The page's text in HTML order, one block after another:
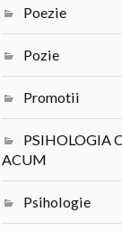
Poezie
Pozie
Promotii
PSIHOLOGIA
ACUM
Psihologie